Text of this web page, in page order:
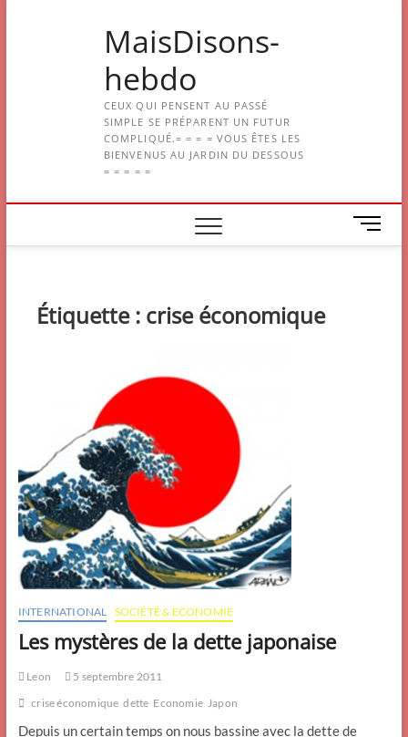
MaisDisons-
hebdo
CEUX QUI PENSENT AU PASSÉ
SIMPLE SE PRÉPARENT UN FUTUR
COMPLIQUÉ.= = = = VOUS ÊTES LES
BIENVENUS AU JARDIN DU DESSOUS
= = = = =
M
e
Étiquette : crise économique
INTERNATIONAL SOCIÉTÉ & ECONOMIE
Les mystères de la dette japonaise
Leon
5 septembre 2011
crise économique dette Economie Japon
Depuis un certain temps on nous bassine avec la dette de